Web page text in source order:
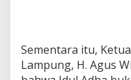
Sementara itu,
Lampung, H. Agus